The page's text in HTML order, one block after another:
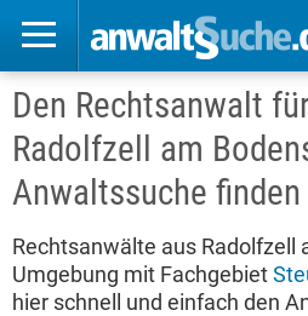
Den Rechtsanwalt
Radolfzell am
Anwaltssuche finden
Rechtsanwälte aus Radolfzell
Umgebung mit Fachgebiet
hier schnell und einfach den